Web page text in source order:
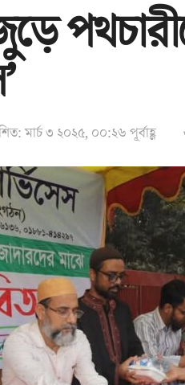
মার্চ ৩ ২০২৫, ০০:২৬ পূর্বাহ্ণ